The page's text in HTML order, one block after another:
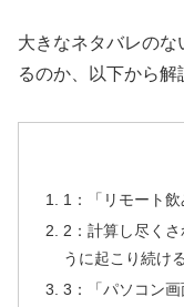
大きなネタバレの
るのか、以下から解
1：「リモート
2：計算し尽く
うに起こり続け
3：「パソコン